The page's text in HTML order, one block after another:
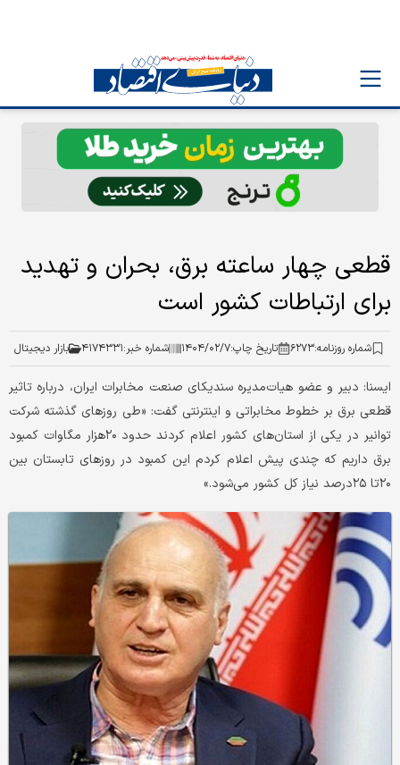
قطعی چهار ساعته برق، بحران و تهدید
برای ارتباطات کشور است
شماره روزنامه:۶۲۷۳ تاریخ چاپ:۱۴۰۴/۰۲/۷ شماره خبر:۴۱۷۴۳۳۱ بازار دیجیتال
ایسنا: دبیر و عضو هیات‌مدیره سندیکای صنعت مخابرات ایران، درباره تاثیر
قطعی برق بر خطوط مخابراتی و اینترنتی گفت: «طی روزهای گذشته شرکت
توانیر در یکی از استان‌های کشور اعلام کردند حدود ۲۰هزار مگاوات کمبود
برق داریم که چندی پیش اعلام کردم این کمبود در روزهای تابستان بین
۲۰تا ۲۵درصد نیاز کل کشور می‌شود.»